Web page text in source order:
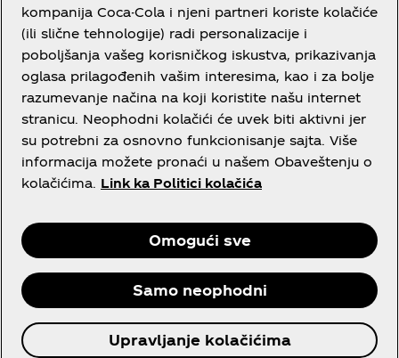
Obaveštenje o privatnosti potrošača
Podešavanja kolačića
Obaveštenje o kolačićima
Izjava o dostupnosti
© 2026 Coca‑Cola Srbija. Sva prava zaštićena.
kompanija Coca-Cola i njeni partneri koriste kolačiće
(ili slične tehnologije) radi personalizacije i
poboljšanja vašeg korisničkog iskustva, prikazivanja
oglasa prilagođenih vašim interesima, kao i za bolje
razumevanje načina na koji koristite našu internet
stranicu. Neophodni kolačići će uvek biti aktivni jer
su potrebni za osnovno funkcionisanje sajta. Više
informacija možete pronaći u našem Obaveštenju o
kolačićima. Link ka Politici kolačića
Omogući sve
Samo neophodni
Upravljanje kolačićima